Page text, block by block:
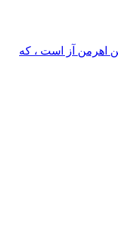
اهرمن آز است ، که